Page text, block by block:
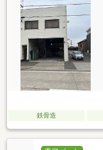
鉄骨造